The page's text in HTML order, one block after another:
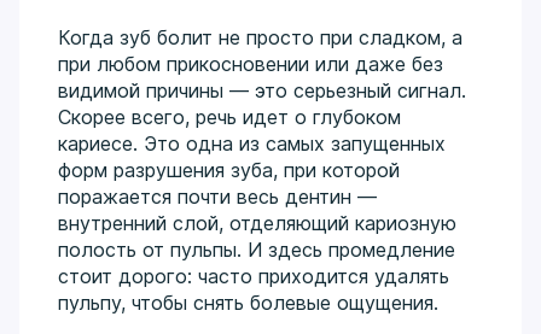
протез повлияет на сустав и осанку.
Гнатология как философия лечения:Диагностика
дисфункций ВНЧС, выявление причин головных
болей и стираемости зубов. Восстановление
правильного прикуса и гармоничной работы
жевательных мышц перед началом любого
лечения.
Междисциплинарный подход:Объединение
эндодонтии, хирургии и протезирования для
долгосрочной стабильности результата без риска
«поломок» реставраций.
Когда зуб болит не просто при сладком, а
при любом прикосновении или даже без
видимой причины — это серьезный сигнал.
Скорее всего, речь идет о глубоком
кариесе. Это одна из самых запущенных
форм разрушения зуба, при которой
поражается почти весь дентин —
внутренний слой, отделяющий кариозную
полость от пульпы. И здесь промедление
стоит дорого: часто приходится удалять
пульпу, чтобы снять болевые ощущения.